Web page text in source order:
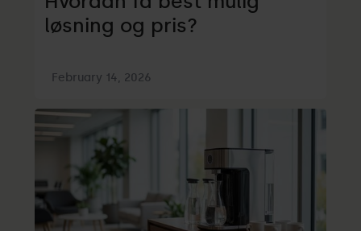
løsning og pris?
February 14, 2026